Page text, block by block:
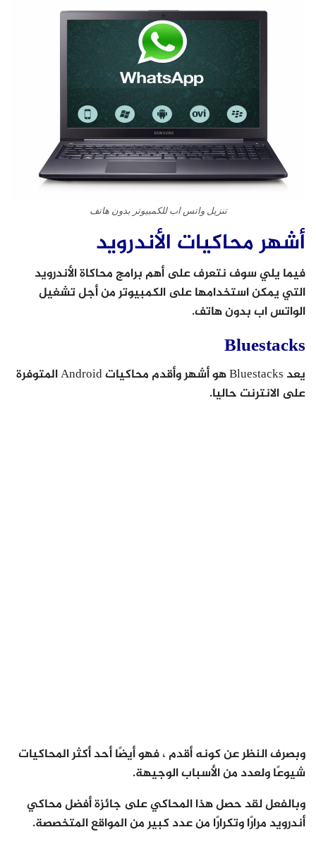
تنزيل واتس اب للكمبيوتر بدون هاتف
أشهر محاكيات الأندرويد
فيما يلي سوف نتعرف على أهم برامج محاكاة الأندرويد
التي يمكن استخدامها على الكمبيوتر من أجل تشغيل
الواتس اب بدون هاتف.
Bluestacks
يعد Bluestacks هو أشهر وأقدم محاكيات Android المتوفرة
على الانترنت حاليا.
وبصرف النظر عن كونه أقدم ، فهو أيضًا أحد أكثر المحاكيات
شيوعًا ولعدد من الأسباب الوجيهة.
وبالفعل لقد حصل هذا المحاكي على جائزة أفضل محاكي
أندرويد مرارًا وتكرارًا من عدد كبير من المواقع المتخصصة.